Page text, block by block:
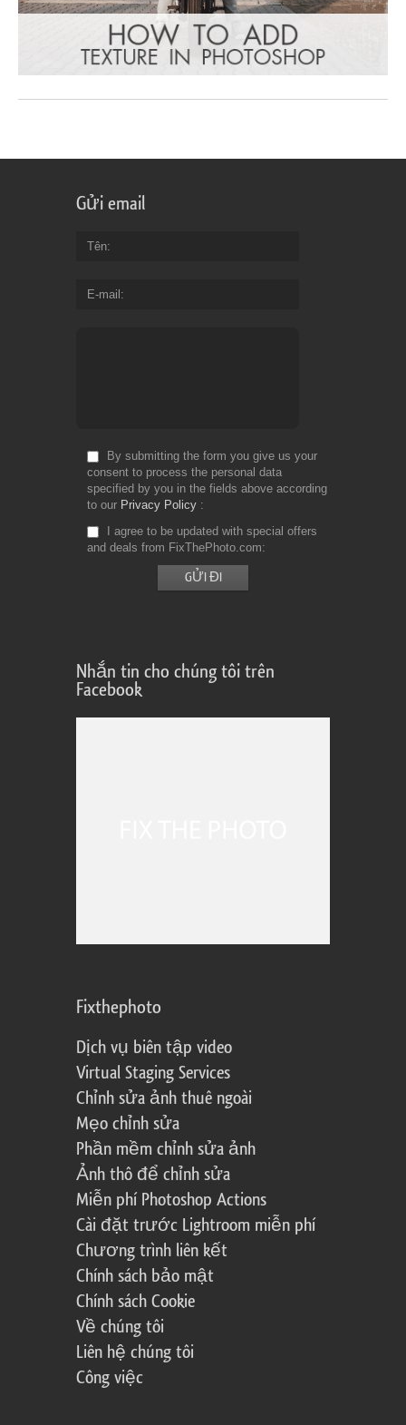
Gửi email
Tên
E-mail
By submitting the form you give us your
consent to process the personal data
specified by you in the fields above according
to our Privacy Policy
I agree to be updated with special offers
and deals from FixThePhoto.com
Nhắn tin cho chúng tôi trên
Facebook
Fixthephoto
Dịch vụ biên tập video
Virtual Staging Services
Chỉnh sửa ảnh thuê ngoài
Mẹo chỉnh sửa
Phần mềm chỉnh sửa ảnh
Ảnh thô để chỉnh sửa
Miễn phí Photoshop Actions
Cài đặt trước Lightroom miễn phí
Chương trình liên kết
Chính sách bảo mật
Chính sách Cookie
Về chúng tôi
Liên hệ chúng tôi
Công việc